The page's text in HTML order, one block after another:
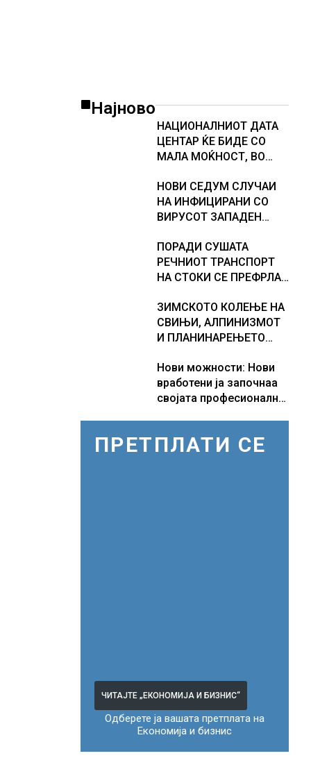
Најново
НАЦИОНАЛНИОТ ДАТА
ЦЕНТАР ЌЕ БИДЕ СО
МАЛА МОЌНОСТ, ВО
МИЛИОНИ ЕВРА
НОВИ СЕДУМ СЛУЧАИ
НА ИНФИЦИРАНИ СО
ВИРУСОТ ЗАПАДЕН
во критична состојба
ПОРАДИ СУШАТА
РЕЧНИОТ ТРАНСПОРТ
НА СТОКИ СЕ ПРЕФРЛА
Германија со итни
мерки овозможува
камионџиите да возат и
ЗИМСКОТО КОЛЕЊЕ НА
СВИЊИ, АЛПИНИЗМОТ
И ПЛАНИНАРЕЊЕТО
НА КУЛТУРНО
НАСЛЕДСТВО НА
СЛОВЕНИЈА
Нови можности: Нови
вработени ја започнаа
својата професионална
Куманово
ПРЕТПЛАТИ СЕ
ЧИТАЈТЕ „ЕКОНОМИЈА И БИЗНИС“
Одберете ја вашата претплата на
Економија и бизнис